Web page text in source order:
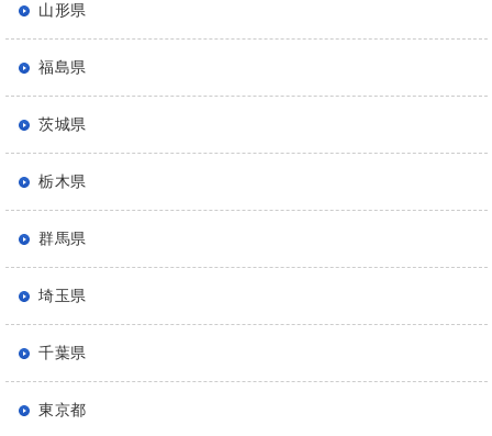
山形県
福島県
茨城県
栃木県
群馬県
埼玉県
千葉県
東京都